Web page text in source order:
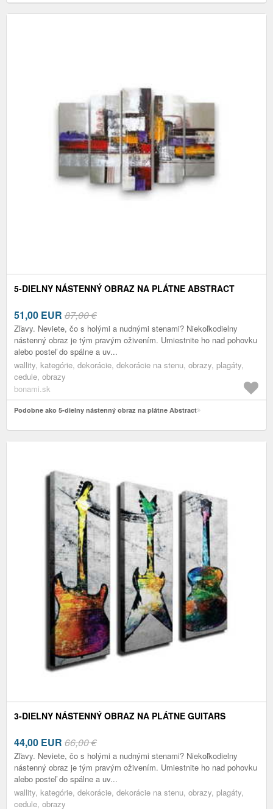
5-DIELNY NÁSTENNÝ OBRAZ NA PLÁTNE ABSTRACT
51,00 EUR 87,00 €
Zľavy. Neviete, čo s holými a nudnými stenami? Niekoľkodielny
nástenný obraz je tým pravým oživením. Umiestnite ho nad pohovku
alebo posteľ do spálne a uv...
wallity, kategórie, dekorácie, dekorácie na stenu, obrazy, plagáty,
cedule, obrazy
bonami.sk
Podobne ako 5-dielny nástenný obraz na plátne Abstract
3-DIELNY NÁSTENNÝ OBRAZ NA PLÁTNE GUITARS
44,00 EUR 66,00 €
Zľavy. Neviete, čo s holými a nudnými stenami? Niekoľkodielny
nástenný obraz je tým pravým oživením. Umiestnite ho nad pohovku
alebo posteľ do spálne a uv...
wallity, kategórie, dekorácie, dekorácie na stenu, obrazy, plagáty,
cedule, obrazy